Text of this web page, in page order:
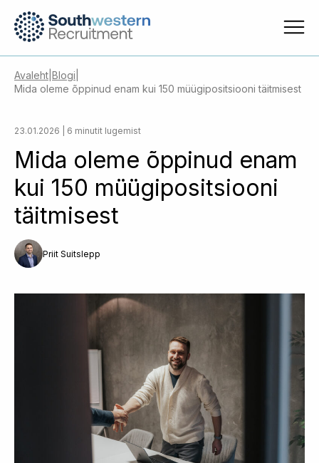
Avaleht Blogi
Mida oleme õppinud enam kui 150 müügipositsiooni täitmisest
23.01.2026 | 6 minutit lugemist
Mida oleme õppinud enam
kui 150 müügipositsiooni
täitmisest
Priit Suitslepp